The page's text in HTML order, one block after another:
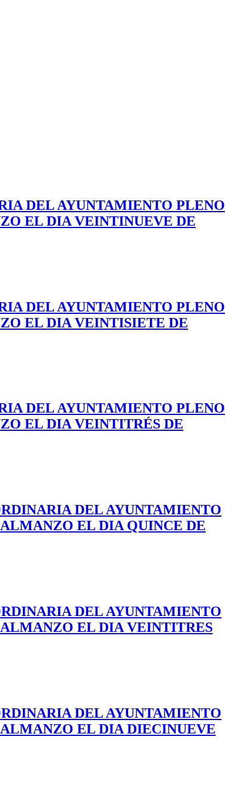
DEL AYUNTAMIENTO PLENO
EL DIA VEINTINUEVE DE
DEL AYUNTAMIENTO PLENO
EL DIA VEINTISIETE DE
DEL AYUNTAMIENTO PLENO
EL DIA VEINTITRÉS DE
DEL AYUNTAMIENTO
EL DIA QUINCE DE
DEL AYUNTAMIENTO
EL DIA VEINTITRES
DEL AYUNTAMIENTO
EL DIA DIECINUEVE